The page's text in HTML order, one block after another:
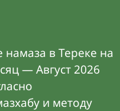
в Тереке на
— Август 2026
и методу